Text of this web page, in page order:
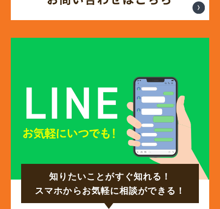
知りたいことがすぐ知れる！
スマホからお気軽に相談ができる！